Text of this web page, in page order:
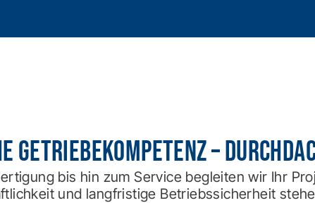
Getriebekompetenz –
bis hin zum Service begleiten wir Ihr
und langfristige Betriebssicherheit